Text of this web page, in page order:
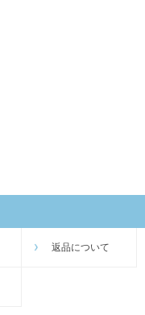
返品について